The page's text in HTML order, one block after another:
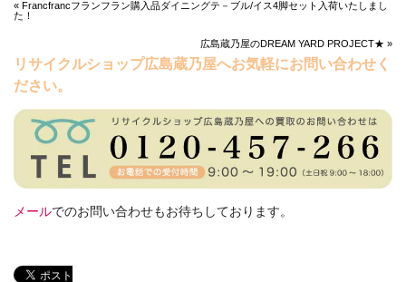
« Francfrancフランフラン購入品ダイニングテ－ブル/イス4脚セット入荷いたしまし
た！
広島蔵乃屋のDREAM YARD PROJECT★ »
リサイクルショップ広島蔵乃屋へお気軽にお問い合わせく
ださい。
メールでのお問い合わせもお待ちしております。